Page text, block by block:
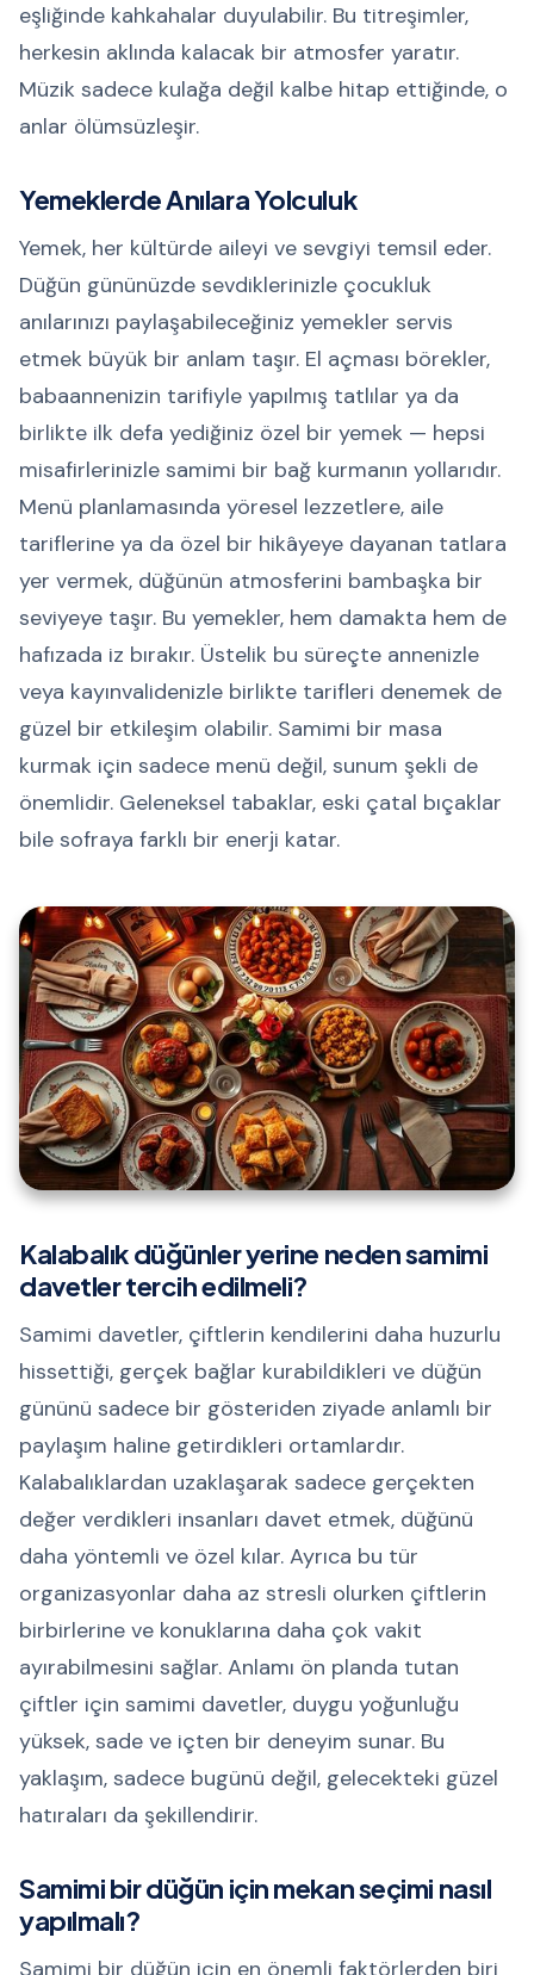
eşliğinde kahkahalar duyulabilir. Bu titreşimler,
herkesin aklında kalacak bir atmosfer yaratır.
Müzik sadece kulağa değil kalbe hitap ettiğinde, o
anlar ölümsüzleşir.
Yemeklerde Anılara Yolculuk
Yemek, her kültürde aileyi ve sevgiyi temsil eder.
Düğün gününüzde sevdiklerinizle çocukluk
anılarınızı paylaşabileceğiniz yemekler servis
etmek büyük bir anlam taşır. El açması börekler,
babaannenizin tarifiyle yapılmış tatlılar ya da
birlikte ilk defa yediğiniz özel bir yemek — hepsi
misafirlerinizle samimi bir bağ kurmanın yollarıdır.
Menü planlamasında yöresel lezzetlere, aile
tariflerine ya da özel bir hikâyeye dayanan tatlara
yer vermek, düğünün atmosferini bambaşka bir
seviyeye taşır. Bu yemekler, hem damakta hem de
hafızada iz bırakır. Üstelik bu süreçte annenizle
veya kayınvalidenizle birlikte tarifleri denemek de
güzel bir etkileşim olabilir. Samimi bir masa
kurmak için sadece menü değil, sunum şekli de
önemlidir. Geleneksel tabaklar, eski çatal bıçaklar
bile sofraya farklı bir enerji katar.
Kalabalık düğünler yerine neden samimi
davetler tercih edilmeli?
Samimi davetler, çiftlerin kendilerini daha huzurlu
hissettiği, gerçek bağlar kurabildikleri ve düğün
gününü sadece bir gösteriden ziyade anlamlı bir
paylaşım haline getirdikleri ortamlardır.
Kalabalıklardan uzaklaşarak sadece gerçekten
değer verdikleri insanları davet etmek, düğünü
daha yöntemli ve özel kılar. Ayrıca bu tür
organizasyonlar daha az stresli olurken çiftlerin
birbirlerine ve konuklarına daha çok vakit
ayırabilmesini sağlar. Anlamı ön planda tutan
çiftler için samimi davetler, duygu yoğunluğu
yüksek, sade ve içten bir deneyim sunar. Bu
yaklaşım, sadece bugünü değil, gelecekteki güzel
hatıraları da şekillendirir.
Samimi bir düğün için mekan seçimi nasıl
yapılmalı?
Samimi bir düğün için en önemli faktörlerden biri